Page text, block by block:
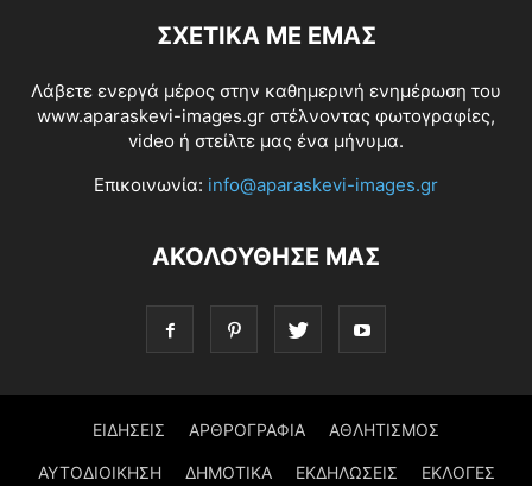
ΣΧΕΤΙΚΆ ΜΕ ΕΜΆΣ
Λάβετε ενεργά μέρος στην καθημερινή ενημέρωση του
www.aparaskevi-images.gr στέλνοντας φωτογραφίες,
video ή στείλτε μας ένα μήνυμα.
Επικοινωνία: info@aparaskevi-images.gr
ΑΚΟΛΟΥΘΗΣΕ ΜΑΣ
ΕΙΔΗΣΕΙΣ ΑΡΘΡΟΓΡΑΦΙΑ ΑΘΛΗΤΙΣΜΟΣ
ΑΥΤΟΔΙΟΙΚΗΣΗ ΔΗΜΟΤΙΚΑ ΕΚΔΗΛΩΣΕΙΣ ΕΚΛΟΓΕΣ